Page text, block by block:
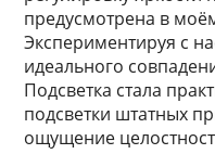
предусмотрена в
Экспериментируя с
идеального
Подсветка стала
подсветки штатных
ощущение